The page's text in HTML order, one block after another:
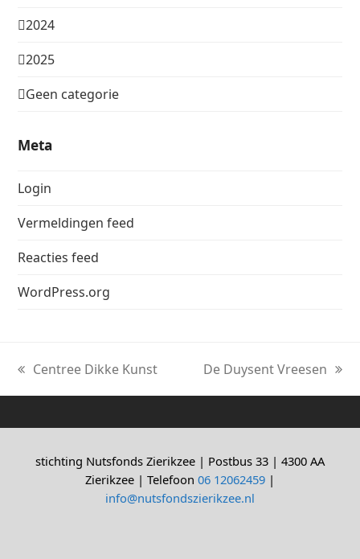
2024
2025
Geen categorie
Meta
Login
Vermeldingen feed
Reacties feed
WordPress.org
previous
post:
Centree Dikke Kunst
next
post:
De Duysent Vreesen
stichting Nutsfonds Zierikzee | Postbus 33 | 4300 AA
Zierikzee | Telefoon 06 12062459 |
info@nutsfondszierikzee.nl